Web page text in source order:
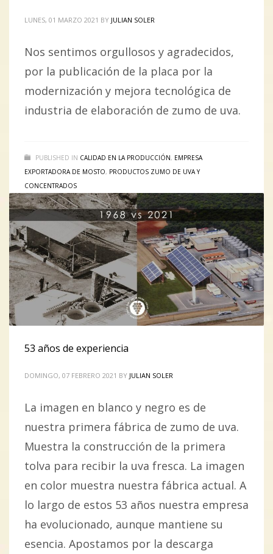
LUNES, 01 MARZO 2021 BY JULIAN SOLER
Nos sentimos orgullosos y agradecidos,
por la publicación de la placa por la
modernización y mejora tecnológica de
industria de elaboración de zumo de uva.
PUBLISHED IN CALIDAD EN LA PRODUCCIÓN, EMPRESA
EXPORTADORA DE MOSTO, PRODUCTOS ZUMO DE UVA Y
CONCENTRADOS
53 años de experiencia
DOMINGO, 07 FEBRERO 2021 BY JULIAN SOLER
La imagen en blanco y negro es de
nuestra primera fábrica de zumo de uva.
Muestra la construcción de la primera
tolva para recibir la uva fresca. La imagen
en color muestra nuestra fábrica actual. A
lo largo de estos 53 años nuestra empresa
ha evolucionado, aunque mantiene su
esencia. Apostamos por la descarga